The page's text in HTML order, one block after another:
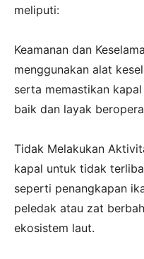
meliputi:
‎Keamanan dan
menggunakan alat
serta memastikan
baik dan layak
‎Tidak Melakukan
kapal untuk tidak
seperti penangkapan
peledak atau zat
ekosistem laut.